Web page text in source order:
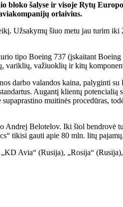
bloko šalyse ir visoje Rytų
orlaivius.
Užsakymų šiuo metu jau turim
tipo Boeing 737 (įskaitant
variklių, važiuoklių ir kitų
darbo valandos kaina, palyginti su
Augantį klientų
muitinės procedūras,
Andrej Belotelov. Iki šiol bendrovė
tikisi gauti apie 80 mln. litų pajamų.
Avia“ (Rusija), „Rosija“